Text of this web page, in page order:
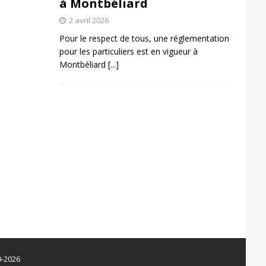
à Montbéliard
2 avril 2026
Pour le respect de tous, une réglementation
pour les particuliers est en vigueur à
Montbéliard [...]
2026